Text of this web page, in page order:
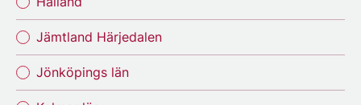
Jämtland Härjedalen
Jönköpings län